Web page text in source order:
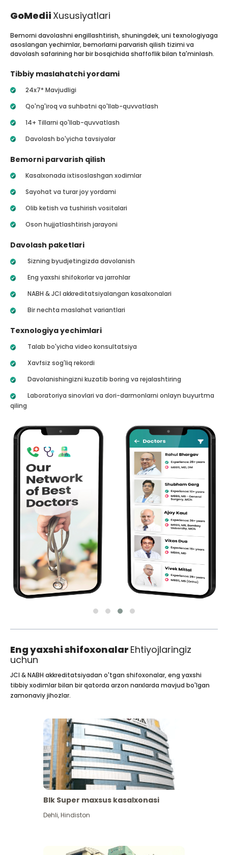
GoMedii Xususiyatlari
Bemorni davolashni engillashtirish, shuningdek, uni texnologiyaga
asoslangan yechimlar, bemorlarni parvarish qilish tizimi va
davolash safarining har bir bosqichida shaffoflik bilan ta'minlash.
Tibbiy maslahatchi yordami
24x7* Mavjudligi
Qo'ng'iroq va suhbatni qo'llab-quvvatlash
14+ Tillarni qo'llab-quvvatlash
Davolash bo'yicha tavsiyalar
Bemorni parvarish qilish
Kasalxonada ixtisoslashgan xodimlar
Sayohat va turar joy yordami
Olib ketish va tushirish vositalari
Oson hujjatlashtirish jarayoni
Davolash paketlari
Sizning byudjetingizda davolanish
Eng yaxshi shifokorlar va jarrohlar
NABH & JCI akkreditatsiyalangan kasalxonalari
Bir nechta maslahat variantlari
Texnologiya yechimlari
Talab bo'yicha video konsultatsiya
Xavfsiz sog'liq rekordi
Davolanishingizni kuzatib boring va rejalashtiring
Laboratoriya sinovlari va dori-darmonlarni onlayn buyurtma
qiling
Eng yaxshi shifoxonalar Ehtiyojlaringiz
uchun
JCI & NABH akkreditatsiyadan o'tgan shifoxonalar, eng yaxshi
tibbiy xodimlar bilan bir qatorda arzon narxlarda mavjud bo'lgan
zamonaviy jihozlar.
Blk Super maxsus kasalxonasi
Dehli,Hindiston